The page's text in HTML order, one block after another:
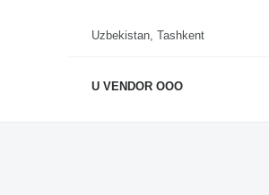
Uzbekistan, Tashkent
U VENDOR OOO